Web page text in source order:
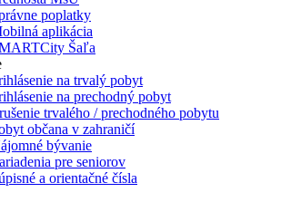
poplatky
aplikácia
Šaľa
na trvalý pobyt
na prechodný pobyt
trvalého / prechodného pobytu
občana v zahraničí
bývanie
pre seniorov
a orientačné čísla